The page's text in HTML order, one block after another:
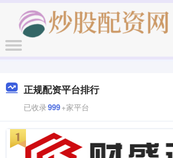
正规配资平台排行
已收录999+家平台